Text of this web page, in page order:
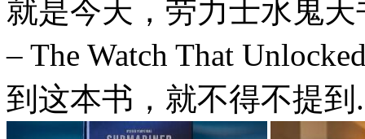
就是今天，劳力士水鬼天
– The Watch That
到这本书，就不得不提到